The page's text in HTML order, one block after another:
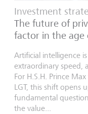
Investment
The future of
factor in the age
Artificial intelligence
extraordinary speed,
For H.S.H. Prince
LGT, this shift opens
fundamental
the value...